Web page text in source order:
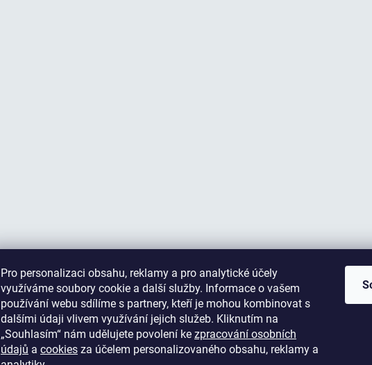
Pro personalizaci obsahu, reklamy a pro analytické účely
využíváme soubory cookie a další služby. Informace o vašem
používání webu sdílíme s partnery, kteří je mohou kombinovat s
dalšími údaji vlivem využívání jejich služeb. Kliknutím na
„Souhlasím“ nám udělujete povolení ke zpracování osobních
údajů a cookies za účelem personalizovaného obsahu, reklamy a